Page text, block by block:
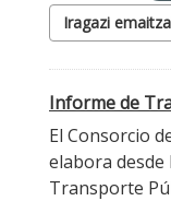
Iragazi
Informe de
El Consorcio
elabora desde
Transporte